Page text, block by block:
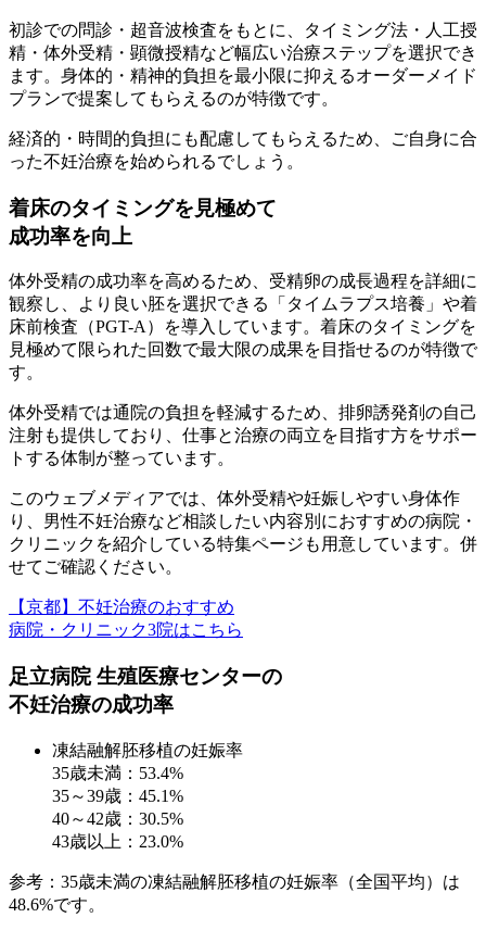
初診での問診・超音波検査をもとに、タイミング法・人工授
精・体外受精・顕微授精など幅広い治療ステップを選択でき
ます。身体的・精神的負担を最小限に抑えるオーダーメイド
プランで提案 してもらえるのが特徴です。
経済的・時間的負担にも配慮してもらえるため、ご自身に合
った不妊治療を始められるでしょう。
着床のタイミングを見極めて
成功率を向上
体外受精の成功率を高めるため、受精卵の成長過程を詳細に
観察し、より良い胚を選択できる「タイムラプス培養」や着
床前検査（PGT-A）を導入しています。着床のタイミングを
見極めて 限られた回数で最大限の成果を目指せるのが特徴で
す。
体外受精では通院の負担を軽減するため、排卵誘発剤の自己
注射も提供しており、 仕事と治療の両立を目指す方をサポー
トする体制 が整っています。
このウェブメディアでは、体外受精や妊娠しやすい身体作
り、男性不妊治療など相談したい内容別におすすめの病院・
クリニックを紹介している特集ページ も用意しています。併
せてご確認ください。
【京都】不妊治療のおすすめ
病院・クリニック3院はこちら
足立病院 生殖医療センターの
不妊治療の成功率
凍結融解胚移植の妊娠率
35歳未満： 53.4%
35～39歳： 45.1%
40～42歳： 30.5%
43歳以上： 23.0%
参考：35歳未満の凍結融解胚移植の妊娠率（全国平均）は
48.6%です。